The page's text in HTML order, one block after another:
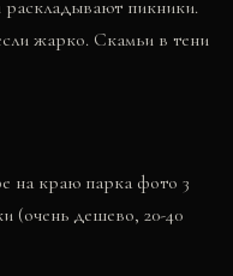
раскладывают пикники.
жарко. Скамьи в тени
на краю парка фото 3
(очень дешево, 20-40